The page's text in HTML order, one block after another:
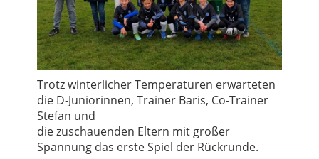
Trotz winterlicher Temperaturen erwarteten
die D-Juniorinnen, Trainer Baris, Co-Trainer
Stefan und
die zuschauenden Eltern mit großer
Spannung das erste Spiel der Rückrunde.